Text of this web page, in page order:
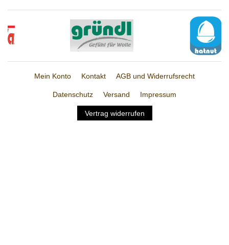
Mein Konto Kontakt AGB und Widerrufsrecht
Datenschutz Versand Impressum
Vertrag widerrufen